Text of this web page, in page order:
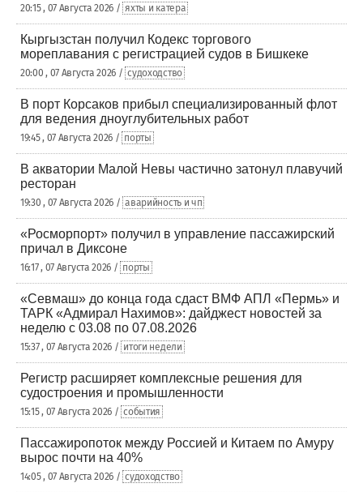
20:15 , 07 Августа 2026 / яхты и катера
Кыргызстан получил Кодекс торгового
мореплавания с регистрацией судов в Бишкеке
20:00 , 07 Августа 2026 / судоходство
В порт Корсаков прибыл специализированный флот
для ведения дноуглубительных работ
19:45 , 07 Августа 2026 / порты
В акватории Малой Невы частично затонул плавучий
ресторан
19:30 , 07 Августа 2026 / аварийность и чп
«Росморпорт» получил в управление пассажирский
причал в Диксоне
16:17 , 07 Августа 2026 / порты
«Севмаш» до конца года сдаст ВМФ АПЛ «Пермь» и
ТАРК «Адмирал Нахимов»: дайджест новостей за
неделю с 03.08 по 07.08.2026
15:37 , 07 Августа 2026 / итоги недели
Регистр расширяет комплексные решения для
судостроения и промышленности
15:15 , 07 Августа 2026 / события
Пассажиропоток между Россией и Китаем по Амуру
вырос почти на 40%
14:05 , 07 Августа 2026 / судоходство